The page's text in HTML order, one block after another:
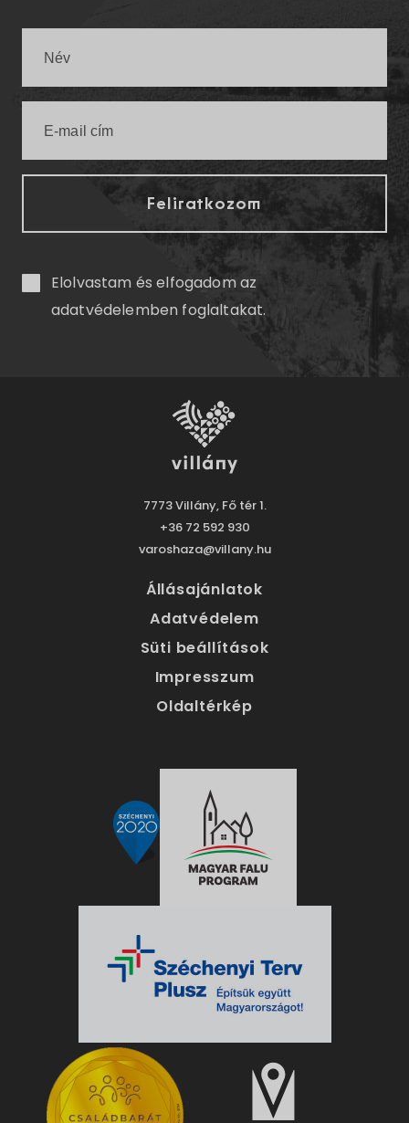
Elolvastam és elfogadom az
adatvédelemben foglaltakat.
7773 Villány, Fő tér 1.
+36 72 592 930
varoshaza@villany.hu
Állásajánlatok
Adatvédelem
Süti beállítások
Impresszum
Oldaltérkép